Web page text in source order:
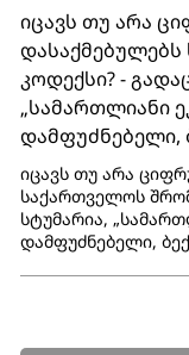
იცავს თუ არა
კოდექსი? -
„სამართლიანი
დამფუძნებელი,
იცავს თუ არა
საქართველოს
სტუმარია,
დამფუძნებელი,